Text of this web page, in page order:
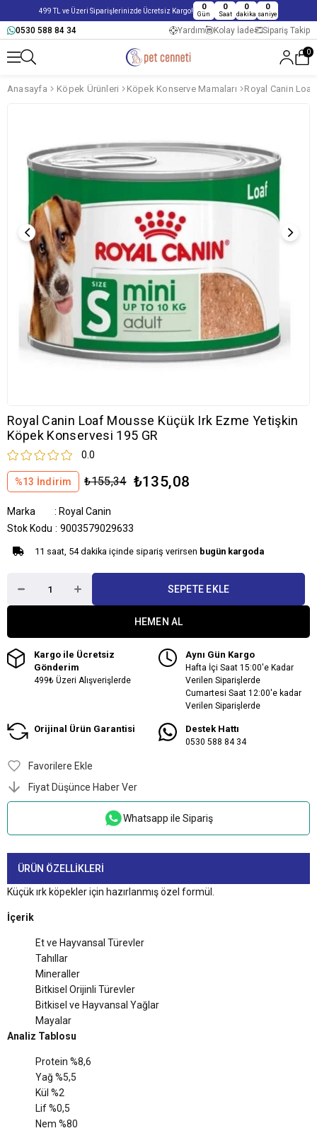
499 TL ve Üzeri Siparişlerinizde Ücretsiz Kargo! 0
Gün
0
Saat
0
dakika
0
saniye
0530 588 84 34 Yardım Kolay İade Sipariş Takip
0
Anasayfa Köpek Ürünleri Köpek Konserve Mamaları
Royal Canin Loaf Mousse Küçük Irk Ezme Yetişkin
Köpek Konservesi 195 GR
0.0
%13 İndirim ₺155,34 ₺135,08
Marka : Royal Canin
Stok Kodu
9003579029633
11 saat, 54 dakika içinde sipariş verirsen bugün kargoda
Kargo ile Ücretsiz
Gönderim
499₺ Üzeri Alışverişlerde
Aynı Gün Kargo
Hafta İçi Saat 15:00'e Kadar
Verilen Siparişlerde
Cumartesi Saat 12:00'e kadar
Verilen Siparişlerde
Orijinal Ürün Garantisi Destek Hattı
0530 588 84 34
Favorilere Ekle
Fiyat Düşünce Haber Ver
Whatsapp ile Sipariş
ÜRÜN ÖZELLIKLERI
Küçük ırk köpekler için hazırlanmış özel formül.
İçerik
Et ve Hayvansal Türevler
Tahıllar
Mineraller
Bitkisel Orijinli Türevler
Bitkisel ve Hayvansal Yağlar
Mayalar
Analiz Tablosu
Protein %8,6
Yağ %5,5
Kül %2
Lif %0,5
Nem %80